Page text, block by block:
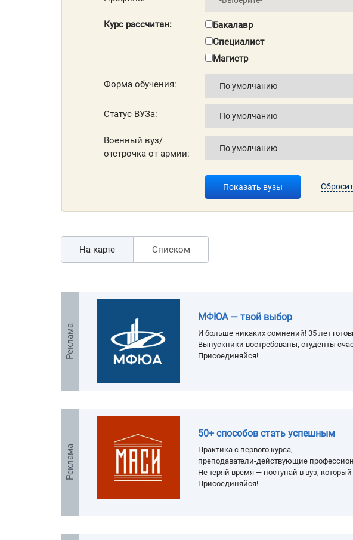
Курс рассчитан:
Бакалавр
Специалист
Магистр
Форма обучения:
Статус ВУЗа:
Военный вуз/
отстрочка от армии:
Показать вузы
На карте Списком
Реклама
МФЮА — твой выбор
И больше никаких сомнений! 35 лет
Выпускники востребованы, студенты
Присоединяйся!
Реклама
50+ способов стать успешным
Практика с первого курса,
преподаватели-действующие
Не теряй время — поступай в вуз, который
Присоединяйся!